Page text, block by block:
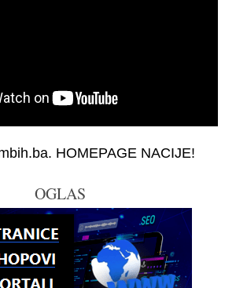
HOMEPAGE NACIJE!
OGLAS